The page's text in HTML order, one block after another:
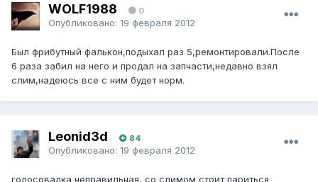
WOLF1988 0
Опубликовано: 19 февраля 2012
Был фрибутный фалькон,подыхал раз 5,ремонтировали.После
6 раза забил на него и продал на запчасти,недавно взял
слим,надеюсь все с ним будет норм.
Leonid3d 84
Опубликовано: 19 февраля 2012
голосовалка неправильная, со слимом стоит париться